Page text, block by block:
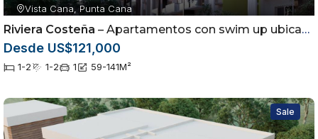
Vista Cana, Punta Cana
Riviera Costeña – Apartamentos con swim up ubicados en Vista Cana, Punta Cana
Desde US$121,000
1-2 1-2 1 59-141M²
Sale